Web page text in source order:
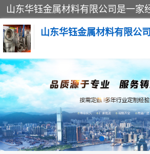
山东华钰金属材料有限公司
不锈钢管
管件标准件
不锈钢人孔